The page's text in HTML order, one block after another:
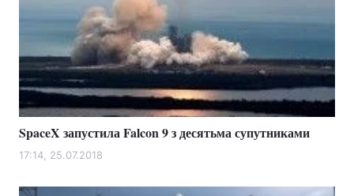
SpaceX запустила Falcon 9 з десятьма супутниками
17:14, 25.07.2018